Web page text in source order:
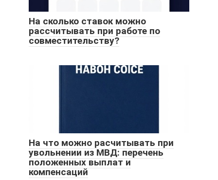
На сколько ставок можно
рассчитывать при работе по
совместительству?
На что можно расчитывать при
увольнении из МВД: перечень
положенных выплат и
компенсаций